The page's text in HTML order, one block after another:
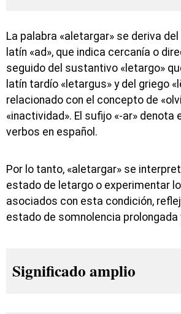
La palabra «aletargar» se deriva del
latín «ad», que indica cercanía o
seguido del sustantivo «letargo»
latín tardío «letargus» y del griego
relacionado con el concepto de
«inactividad». El sufijo «-ar» denota
verbos en español.
Por lo tanto, «aletargar» se
estado de letargo o experimentar
asociados con esta condición,
estado de somnolencia prolongada
Significado amplio